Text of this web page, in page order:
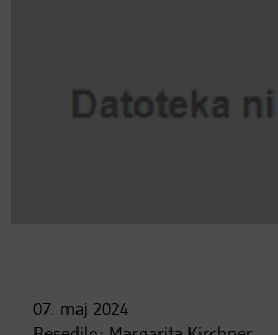
07. maj 2024